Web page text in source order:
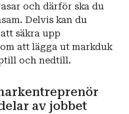
och därför ska du
Delvis kan du
säkra upp
att lägga ut markduk
och nedtill.
av jobbet